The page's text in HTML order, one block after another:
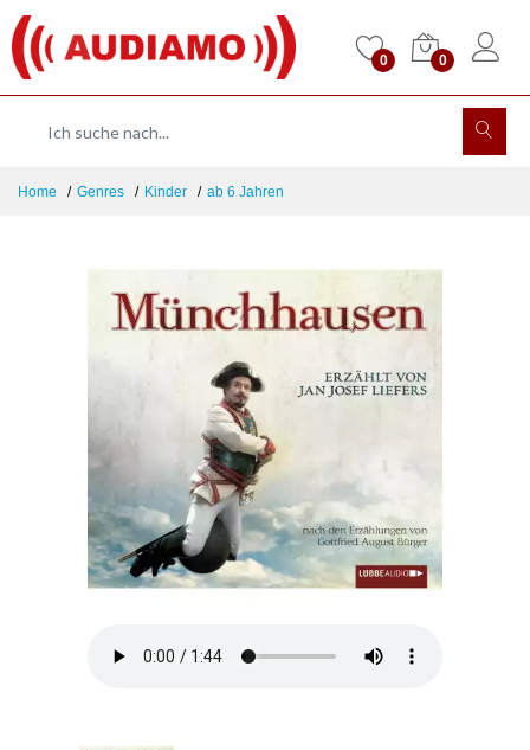
0 0
Home Genres Kinder ab 6 Jahren